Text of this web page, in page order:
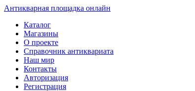
Антикварная площадка онлайн
Каталог
Магазины
О проекте
Справочник антиквариата
Наш мир
Контакты
Авторизация
Регистрация